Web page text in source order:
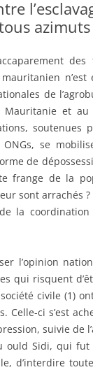
azimuts
n’est
de
Mauritanie et
soutenues
ONGs, se
de
frange de la
sont arrachés
la
l’opinion
qui risquent
civile (1)
Celle-ci s’est
suivie de
ould Sidi, qui fut
d’interdire